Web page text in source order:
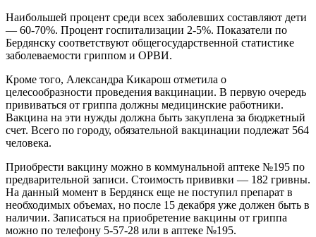
Наибольшей процент среди всех заболевших составляют дети
— 60-70%. Процент госпитализации 2-5%. Показатели по
Бердянску соответствуют общегосударственной статистике
заболеваемости гриппом и ОРВИ.
Кроме того, Александра Кикарош отметила о
целесообразности проведения вакцинации. В первую очередь
прививаться от гриппа должны медицинские работники.
Вакцина на эти нужды должна быть закуплена за бюджетный
счет. Всего по городу, обязательной вакцинации подлежат 564
человека.
Приобрести вакцину можно в коммунальной аптеке №195 по
предварительной записи. Стоимость прививки — 182 гривны.
На данный момент в Бердянск еще не поступил препарат в
необходимых объемах, но после 15 декабря уже должен быть в
наличии. Записаться на приобретение вакцины от гриппа
можно по телефону 5-57-28 или в аптеке №195.